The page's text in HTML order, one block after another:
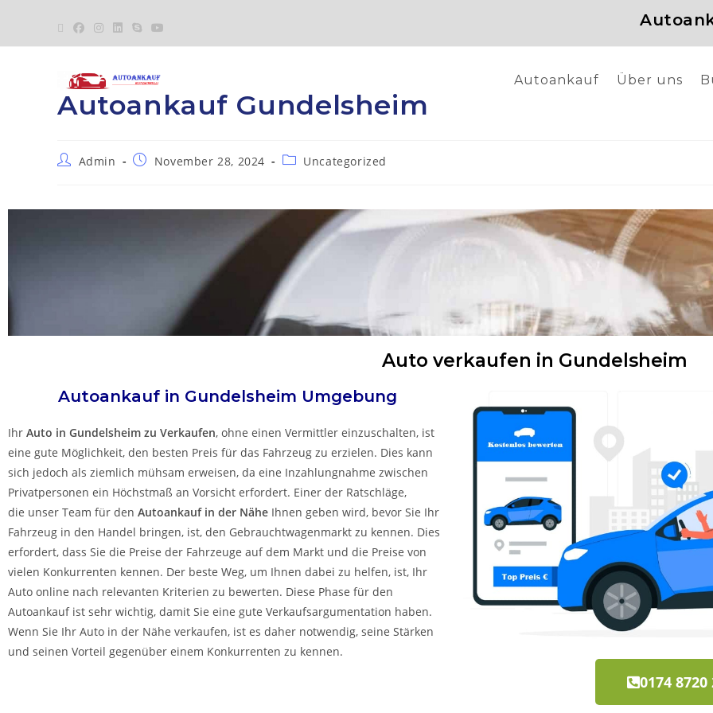
Autoankauf Über uns
Autoankauf Gundelsheim
Admin November 28, 2024 Uncategorized
Auto verkaufen in Gundelsheim
Autoankauf in Gundelsheim Umgebung
Ihr Auto in Gundelsheim zu Verkaufen, ohne einen Vermittler einzuschalten, ist
eine gute Möglichkeit, den besten Preis für das Fahrzeug zu erzielen. Dies kann
sich jedoch als ziemlich mühsam erweisen, da eine Inzahlungnahme zwischen
Privatpersonen ein Höchstmaß an Vorsicht erfordert. Einer der Ratschläge,
die unser Team für den Autoankauf in der Nähe Ihnen geben wird, bevor Sie Ihr
Fahrzeug in den Handel bringen, ist, den Gebrauchtwagenmarkt zu kennen. Dies
erfordert, dass Sie die Preise der Fahrzeuge auf dem Markt und die Preise von
vielen Konkurrenten kennen. Der beste Weg, um Ihnen dabei zu helfen, ist, Ihr
Auto online nach relevanten Kriterien zu bewerten. Diese Phase für den
Autoankauf ist sehr wichtig, damit Sie eine gute Verkaufsargumentation haben.
Wenn Sie Ihr Auto in der Nähe verkaufen, ist es daher notwendig, seine Stärken
und seinen Vorteil gegenüber einem Konkurrenten zu kennen.
0174 8720